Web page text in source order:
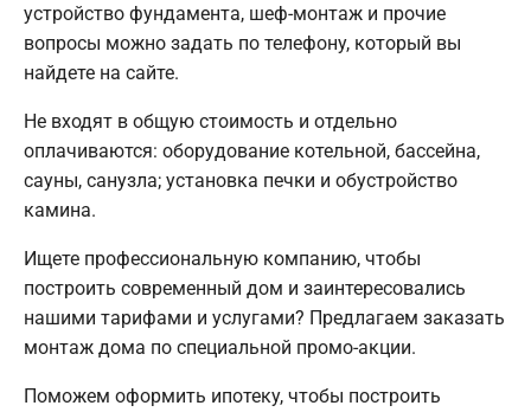
устройство фундамента, шеф-монтаж и прочие
вопросы можно задать по телефону, который вы
найдете на сайте.
Не входят в общую стоимость и отдельно
оплачиваются: оборудование котельной, бассейна,
сауны, санузла; установка печки и обустройство
камина.
Ищете профессиональную компанию, чтобы
построить современный дом и заинтересовались
нашими тарифами и услугами? Предлагаем заказать
монтаж дома по специальной промо-акции.
Поможем оформить ипотеку, чтобы построить